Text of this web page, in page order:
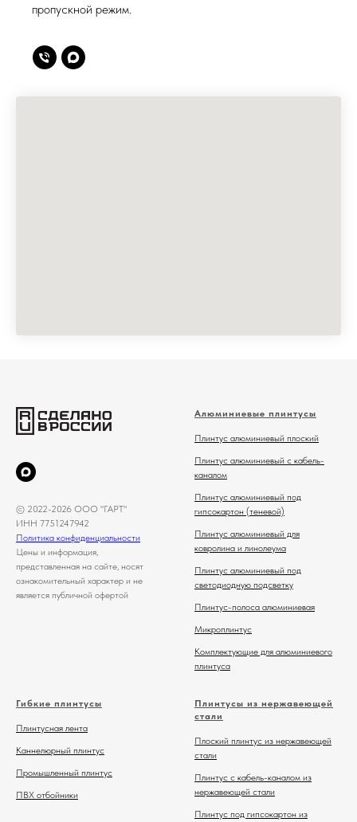
пропускной режим.
© 2022-2026 ООО "ГАРТ"
ИНН 7751247942
Политика конфиденциальности
Цены и информация,
представленная на сайте, носят
ознакомительный характер и не
является публичной офертой
Алюминиевые плинтусы
Плинтус алюминиевый плоский
Плинтус алюминиевый с кабель-
каналом
Плинтус алюминиевый под
гипсокартон (теневой)
Плинтус алюминиевый для
ковролина и линолеума
Плинтус алюминиевый под
светодиодную подсветку
Плинтус-полоса алюминиевая
Микроплинтус
Комплектующие для алюминиевого
плинтуса
Гибкие плинтусы
Плинтусная лента
Каннелюрный плинтус
Промышленный плинтус
ПВХ отбойники
Плинтусы из нержавеющей
стали
Плоский плинтус из нержавеющей
стали
Плинтус с кабель-каналом из
нержавеющей стали
Плинтус под гипсокартон из